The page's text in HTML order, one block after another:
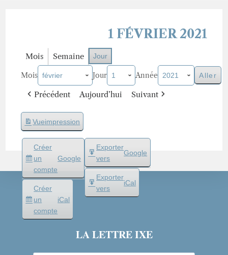
1 FÉVRIER 2021
Mois Semaine Jour
Mois Jour Année
Précédent Aujourd’hui Suivant
Créer
un
compte
Google
Créer
un
compte
iCal
Vueimpression
Exporter
vers
Google
Exporter
vers
iCal